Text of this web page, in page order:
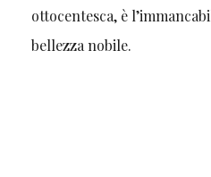
ottocentesca, è
bellezza nobile.